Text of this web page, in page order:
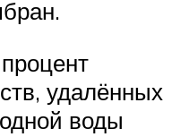
удалённых
воды